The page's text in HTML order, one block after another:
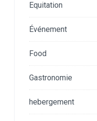
Equitation
Événement
Food
Gastronomie
hebergement